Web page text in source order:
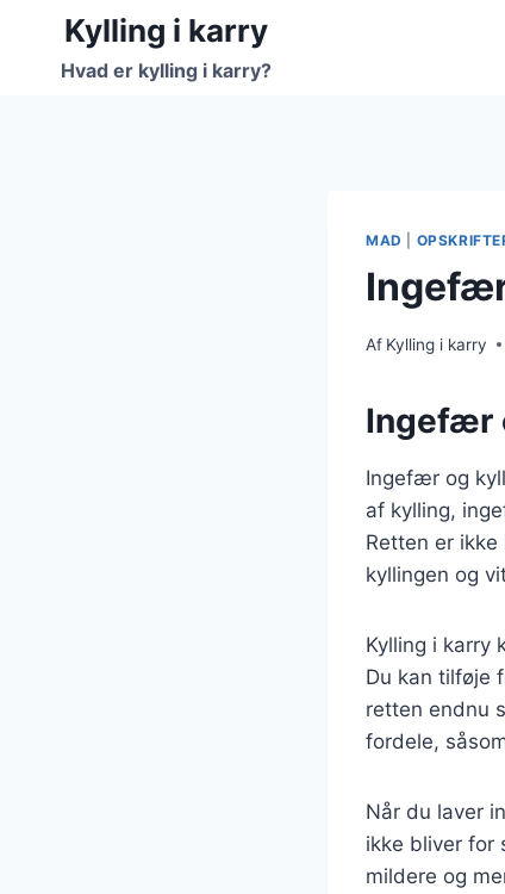
Fortsæt
indhold
Kylling i karry
Hvad er kylling i karry?
MAD
Af Kylling i karry
Ingefær
Ingefær og
af kylling,
Retten er
kyllingen og
Kylling i karry
Du kan tilføje
retten endnu
fordele,
Når du laver
ikke bliver for
mildere og